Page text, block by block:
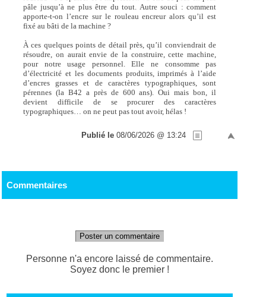
pâle jusqu’à ne plus être du tout. Autre souci : comment
apporte-t-on l’encre sur le rouleau encreur alors qu’il est
fixé au bâti de la machine ?
À ces quelques points de détail près, qu’il conviendrait de
résoudre, on aurait envie de la construire, cette machine,
pour notre usage personnel. Elle ne consomme pas
d’électricité et les documents produits, imprimés à l’aide
d’encres grasses et de caractères typographiques, sont
pérennes (la B42 a près de 600 ans). Oui mais bon, il
devient difficile de se procurer des caractères
typographiques… on ne peut pas tout avoir, hélas !
Publié le 08/06/2026 @ 13:24
Commentaires
Poster un commentaire
Personne n'a encore laissé de commentaire.
Soyez donc le premier !